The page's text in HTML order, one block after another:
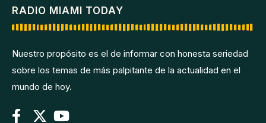
RADIO MIAMI TODAY
Nuestro propósito es el de informar con honesta seriedad
sobre los temas de más palpitante de la actualidad en el
mundo de hoy.